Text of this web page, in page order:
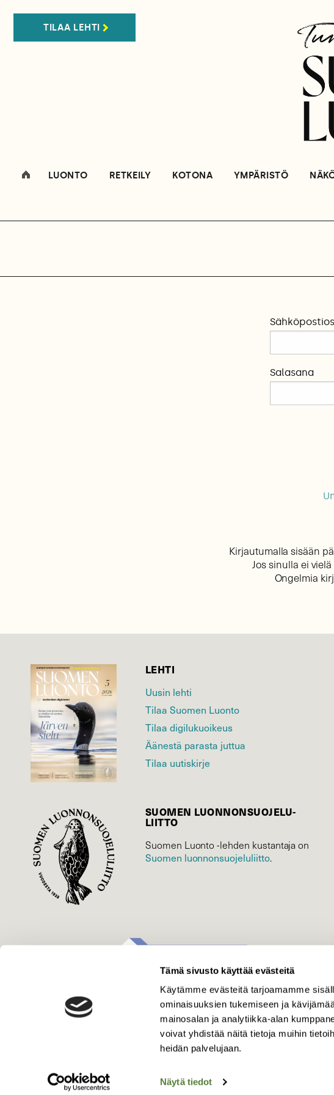
Tämä sivusto käyttää evästeitä
Käytämme evästeitä tarjoamamme
ominaisuuksien tukemiseen ja
mainosalan ja analytiikka-alan
voivat yhdistää näitä tietoja muihin
heidän palvelujaan.
Näytä tiedot
TILAA LEHTI
LUONTO RETKEILY KOTONA YMPÄRISTÖ
Salasana
Kirjautumalla sisään
Jos sinulla ei
Ongelmia
LEHTI
Uusin lehti
Tilaa Suomen Luonto
Tilaa digilukuoikeus
Äänestä parasta juttua
Tilaa uutiskirje
SUOMEN LUONNON­SUOJELU­
LIITTO
Suomen Luonto -lehden kustantaja on
Suomen luonnonsuojelu­liitto.